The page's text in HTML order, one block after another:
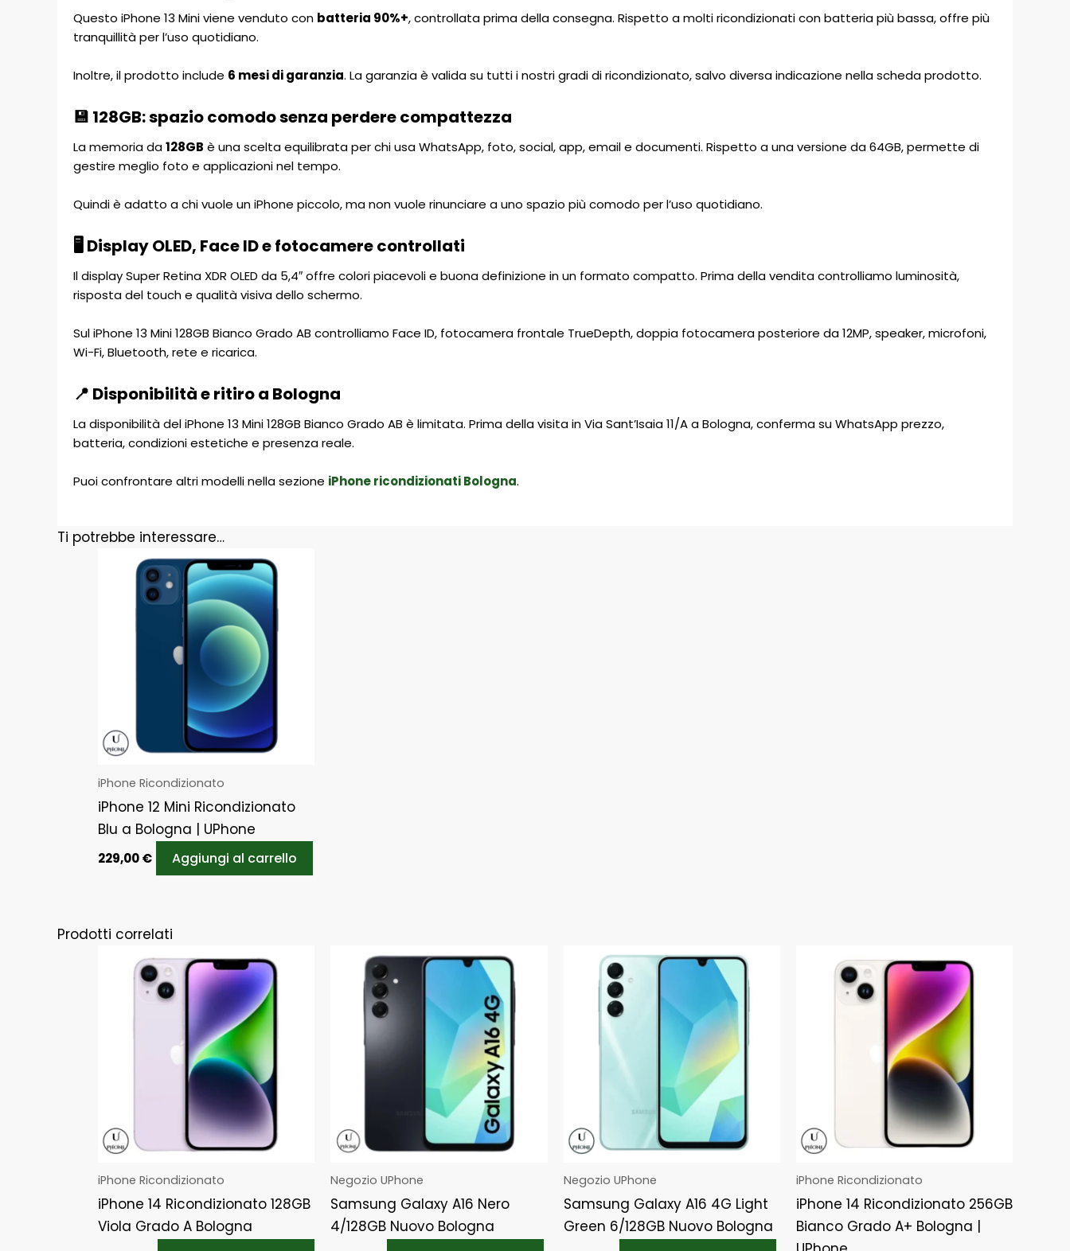
Questo iPhone 13 Mini viene venduto con batteria 90%+, controllata prima della consegna. Rispetto a molti ricondizionati con batteria più bassa, offre più
tranquillità per l’uso quotidiano.
Inoltre, il prodotto include 6 mesi di garanzia. La garanzia è valida su tutti i nostri gradi di ricondizionato, salvo diversa indicazione nella scheda prodotto.
💾 128GB: spazio comodo senza perdere compattezza
La memoria da128GB è una scelta equilibrata per chi usa WhatsApp, foto, social, app, email e documenti. Rispetto a una versione da 64GB, permette di
gestire meglio foto e applicazioni nel tempo.
Quindi è adatto a chi vuole un iPhone piccolo, ma non vuole rinunciare a uno spazio più comodo per l’uso quotidiano.
🖥️ Display OLED, Face ID e fotocamere controllati
Il display Super Retina XDR OLED da 5,4″ offre colori piacevoli e buona definizione in un formato compatto. Prima della vendita controlliamo luminosità,
risposta del touch e qualità visiva dello schermo.
Sul iPhone 13 Mini 128GB Bianco Grado AB controlliamo Face ID, fotocamera frontale TrueDepth, doppia fotocamera posteriore da 12MP, speaker, microfoni,
Wi-Fi, Bluetooth, rete e ricarica.
📍 Disponibilità e ritiro a Bologna
La disponibilità del iPhone 13 Mini 128GB Bianco Grado AB è limitata. Prima della visita in Via Sant’Isaia 11/A a Bologna, conferma su WhatsApp prezzo,
batteria, condizioni estetiche e presenza reale.
Puoi confrontare altri modelli nella sezione iPhone ricondizionati Bologna.
Ti potrebbe interessare…
iPhone Ricondizionato
iPhone 12 Mini Ricondizionato
Blu a Bologna | UPhone
229,00€ Aggiungi al carrello
Prodotti correlati
iPhone Ricondizionato
iPhone 14 Ricondizionato 128GB
Viola Grado A Bologna
Negozio UPhone
Samsung Galaxy A16 Nero
4/128GB Nuovo Bologna
Negozio UPhone
Samsung Galaxy A16 4G Light
Green 6/128GB Nuovo Bologna
iPhone Ricondizionato
iPhone 14 Ricondizionato 256GB
Bianco Grado A+ Bologna |